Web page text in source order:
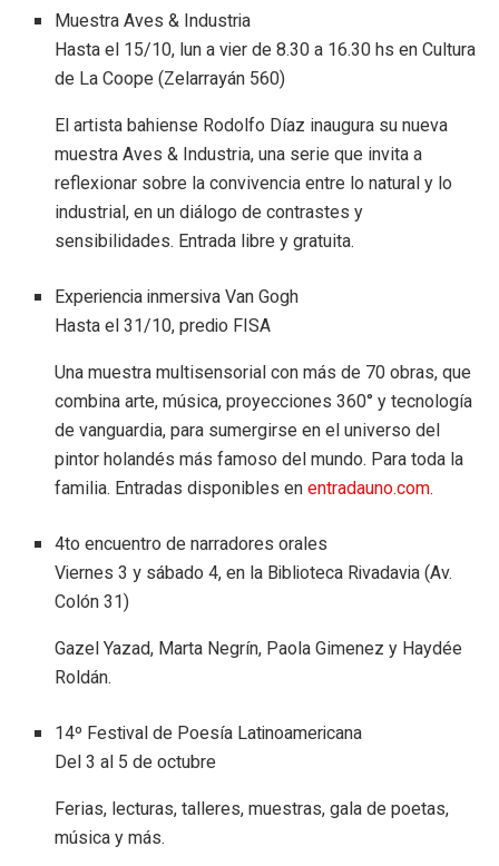
Muestra Aves & Industria
Hasta el 15/10, lun a vier de 8.30 a 16.30 hs en Cultura
de La Coope (Zelarrayán 560)
El artista bahiense Rodolfo Díaz inaugura su nueva
muestra Aves & Industria, una serie que invita a
reflexionar sobre la convivencia entre lo natural y lo
industrial, en un diálogo de contrastes y
sensibilidades. Entrada libre y gratuita.
Experiencia inmersiva Van Gogh
Hasta el 31/10, predio FISA
Una muestra multisensorial con más de 70 obras, que
combina arte, música, proyecciones 360° y tecnología
de vanguardia, para sumergirse en el universo del
pintor holandés más famoso del mundo. Para toda la
familia. Entradas disponibles enentradauno.com.
4to encuentro de narradores orales
Viernes 3 y sábado 4, en la Biblioteca Rivadavia (Av.
Colón 31)
Gazel Yazad, Marta Negrín, Paola Gimenez y Haydée
Roldán.
14º Festival de Poesía Latinoamericana
Del 3 al 5 de octubre
Ferias, lecturas, talleres, muestras, gala de poetas,
música y más.